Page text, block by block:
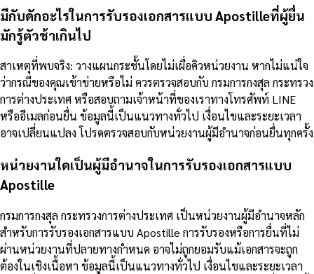
มีกับดักอะไรในการรับรองเอกสารแบบ Apostilleที่ผู้ยื่น
มักรู้ตัวช้าเกินไป
สาเหตุที่พบจริง: วางแผนกระชั้นโดยไม่เผื่อคิวหน่วยงาน หากไม่แน่ใจ
ว่ากรณีของคุณเข้าข่ายหรือไม่ ควรตรวจสอบกับ กรมการกงสุล กระทรวง
การต่างประเทศ หรือสอบถามเจ้าหน้าที่ของเราทางโทรศัพท์ LINE
หรืออีเมลก่อนยื่น ข้อมูลนี้เป็นแนวทางทั่วไป เงื่อนไขและระยะเวลา
อาจเปลี่ยนแปลง โปรดตรวจสอบกับหน่วยงานผู้มีอำนาจก่อนยื่นทุกครั้ง
หน่วยงานใดเป็นผู้มีอำนาจในการรับรองเอกสารแบบ
Apostille
กรมการกงสุล กระทรวงการต่างประเทศ เป็นหน่วยงานผู้มีอำนาจหลัก
สำหรับการรับรองเอกสารแบบ Apostille การรับรองหรือการยื่นที่ไม่
ผ่านหน่วยงานที่ปลายทางกำหนด อาจไม่ถูกยอมรับแม้เอกสารจะถูก
ต้องในเชิงเนื้อหา ข้อมูลนี้เป็นแนวทางทั่วไป เงื่อนไขและระยะเวลา